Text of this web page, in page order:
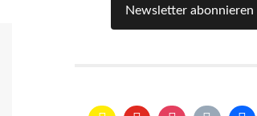
Newsletter abonnieren